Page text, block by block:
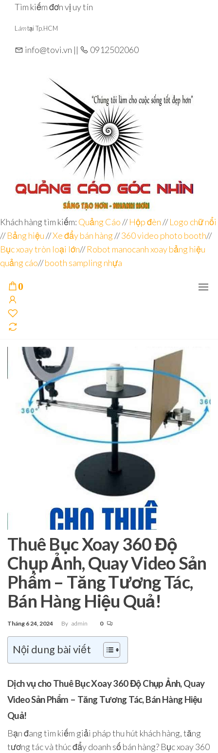
Skip
content
Tìm kiếm đơn vị uy tín
L àmtại Tp.HCM
info@tovi.vn || 0912502060
Đơn vị
chuyên
sâu – 8
năm
kinh
nghiệm
Góc
Nhìn
Agency –
nhà sản
xuất
POSM,
Quầy
Sampling,
Booth
trưng
bày, tủ
trưng
bày… tại
Tp.Hồ
Khách hàng tìm kiếm: Quảng Cáo//Hộp đèn//Logo chữ nổi
//Bảng hiệu//Xe đẩy bán hàng//360 video photo booth//
Bục xoay tròn loại lớn//Robot manocanh xoay bảng hiệu
quảng cáo//booth sampling nhựa
0
Thuê Bục Xoay 360 Độ
Chụp Ảnh, Quay Video Sản
Phẩm – Tăng Tương Tác,
Bán Hàng Hiệu Quả!
Tháng 6 24, 2024 By admin 0
Nội dung bài viết
Dịch vụ cho Thuê Bục Xoay 360 Độ Chụp Ảnh, Quay
Video Sản Phẩm – Tăng Tương Tác, Bán Hàng Hiệu
Quả!
Bạn đang tìm kiếm giải pháp thu hút khách hàng, tăng
tương tác và thúc đẩy doanh số bán hàng? Bục xoay 360